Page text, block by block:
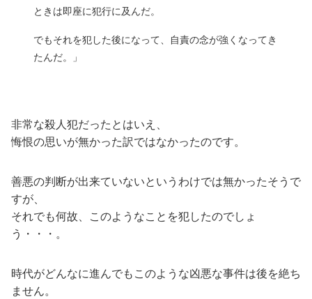
ときは即座に犯行に及んだ。
でもそれを犯した後になって、自責の念が強くなってき
たんだ。」
非常な殺人犯だったとはいえ、
悔恨の思いが無かった訳ではなかったのです。
善悪の判断が出来ていないというわけでは無かったそうで
すが、
それでも何故、このようなことを犯したのでしょ
う・・・。
時代がどんなに進んでもこのような凶悪な事件は後を絶ち
ません。